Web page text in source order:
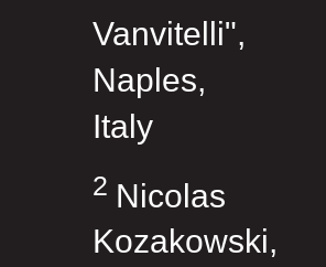
Vanvitelli",
Naples,
Italy
2 Nicolas
Kozakowski,